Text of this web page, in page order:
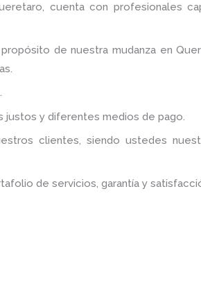
cuenta con profesionales
de nuestra mudanza en
justos y diferentes medios de pago.
clientes, siendo ustedes
de servicios, garantía y